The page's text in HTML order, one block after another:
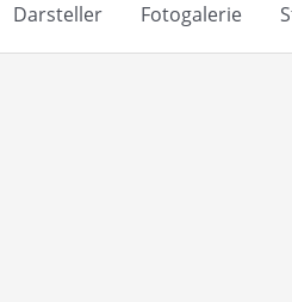
Darsteller Fotogalerie